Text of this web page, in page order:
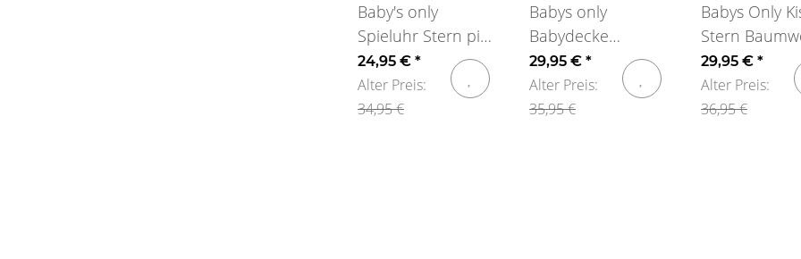
Baby's only
Spieluhr Stern pink
weiss Baumwolle
24,95 € *
Alter Preis:
34,95 €
Babys only
Babydecke
gestrickt mit
Zopfmuster pink
29,95 € *
Alter Preis:
35,95 €
Babys Only
Stern
pink weiss
60x30cm
29,95 € *
Alter Preis:
36,95 €